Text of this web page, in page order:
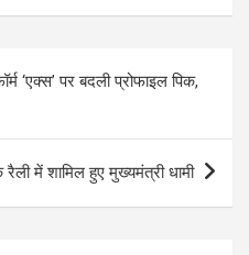
‘एक्स’ पर बदली प्रोफाइल पिक,
रैली में शामिल हुए मुख्यमंत्री धामी